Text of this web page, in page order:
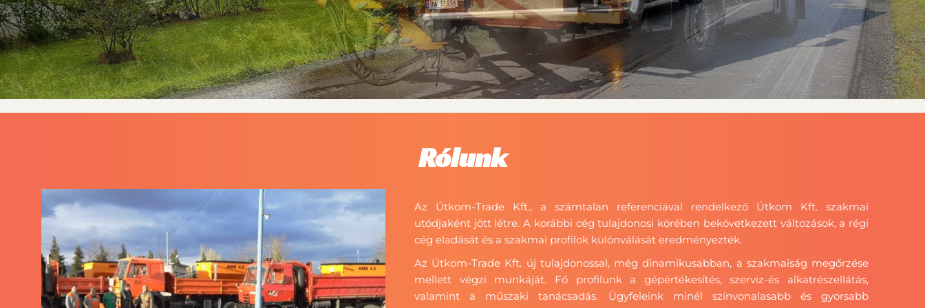
TRAKTOROK
Rólunk
Az Útkom-Trade Kft., a számtalan referenciával rendelkező Útkom Kft. szakmai
utódjaként jött létre. A korábbi cég tulajdonosi körében bekövetkezett változások, a régi
cég eladását és a szakmai profilok különválását eredményezték.
Az Útkom-Trade Kft. új tulajdonossal, még dinamikusabban, a szakmaiság megőrzése
mellett végzi munkáját. Fő profilunk a gépértékesítés, szerviz-és alkatrészellátás,
valamint a műszaki tanácsadás. Ügyfeleink minél színvonalasabb és gyorsabb